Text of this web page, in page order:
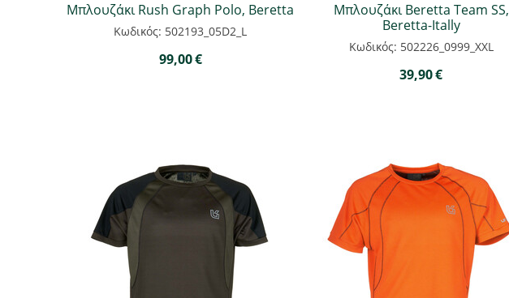
Μπλουζάκι Rush Graph Polo, Beretta
Κωδικός: 502193_05D2_L
99,00€
Μπλουζάκι Beretta Team SS,
Beretta-Itally
Κωδικός: 502226_0999_XXL
39,90€